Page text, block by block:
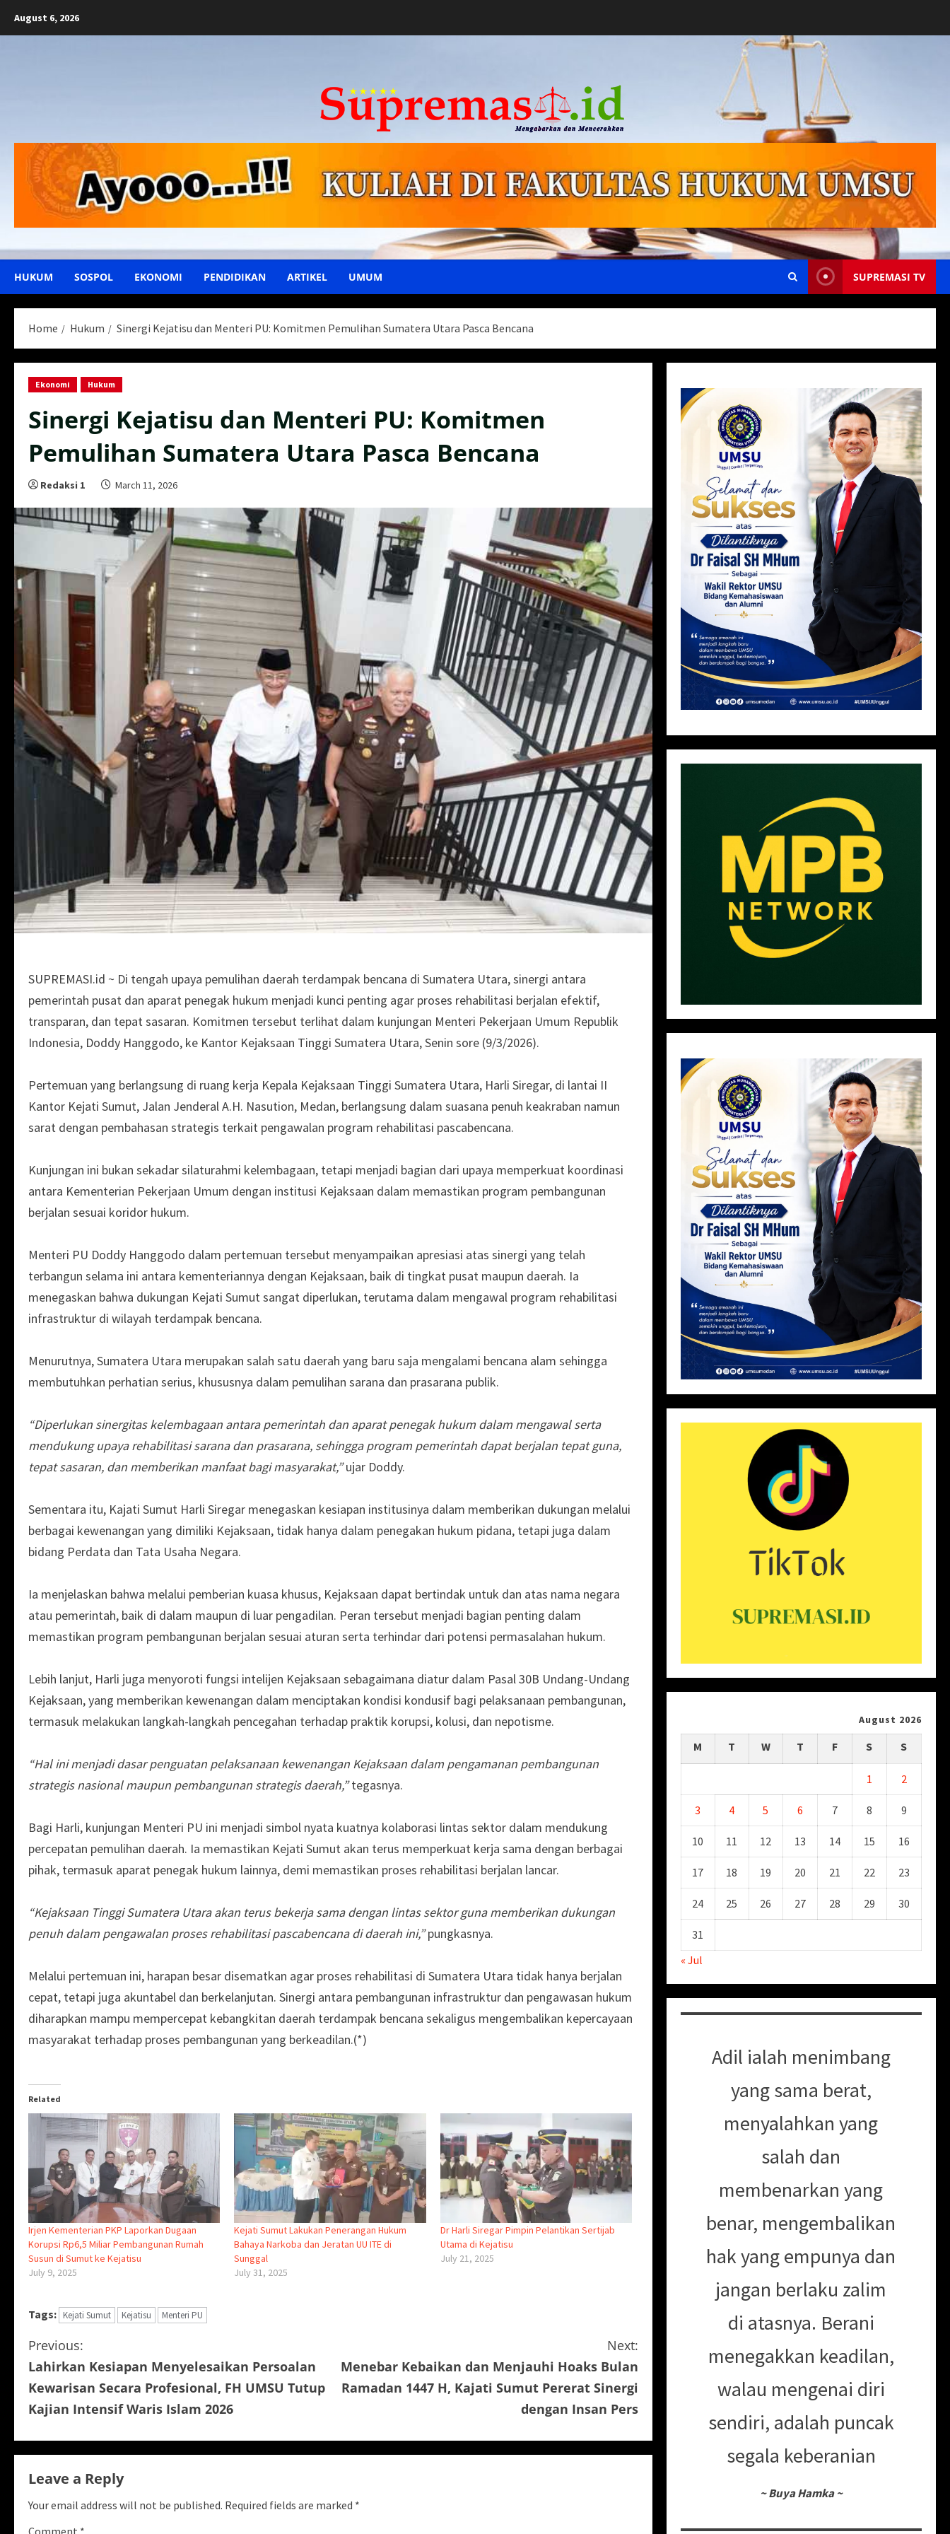
August 6, 2026
HUKUM SOSPOL EKONOMI PENDIDIKAN ARTIKEL UMUM SUPREMASI TV
Home Hukum Sinergi Kejatisu dan Menteri PU: Komitmen Pemulihan Sumatera Utara Pasca Bencana
Ekonomi Hukum
Sinergi Kejatisu dan Menteri PU: Komitmen
Pemulihan Sumatera Utara Pasca Bencana
Redaksi 1 March 11, 2026
SUPREMASI.id ~ Di tengah upaya pemulihan daerah terdampak bencana di Sumatera Utara, sinergi antara
pemerintah pusat dan aparat penegak hukum menjadi kunci penting agar proses rehabilitasi berjalan efektif,
transparan, dan tepat sasaran. Komitmen tersebut terlihat dalam kunjungan Menteri Pekerjaan Umum Republik
Indonesia, Doddy Hanggodo, ke Kantor Kejaksaan Tinggi Sumatera Utara, Senin sore (9/3/2026).
Pertemuan yang berlangsung di ruang kerja Kepala Kejaksaan Tinggi Sumatera Utara, Harli Siregar, di lantai II
Kantor Kejati Sumut, Jalan Jenderal A.H. Nasution, Medan, berlangsung dalam suasana penuh keakraban namun
sarat dengan pembahasan strategis terkait pengawalan program rehabilitasi pascabencana.
Kunjungan ini bukan sekadar silaturahmi kelembagaan, tetapi menjadi bagian dari upaya memperkuat koordinasi
antara Kementerian Pekerjaan Umum dengan institusi Kejaksaan dalam memastikan program pembangunan
berjalan sesuai koridor hukum.
Menteri PU Doddy Hanggodo dalam pertemuan tersebut menyampaikan apresiasi atas sinergi yang telah
terbangun selama ini antara kementeriannya dengan Kejaksaan, baik di tingkat pusat maupun daerah. Ia
menegaskan bahwa dukungan Kejati Sumut sangat diperlukan, terutama dalam mengawal program rehabilitasi
infrastruktur di wilayah terdampak bencana.
Menurutnya, Sumatera Utara merupakan salah satu daerah yang baru saja mengalami bencana alam sehingga
membutuhkan perhatian serius, khususnya dalam pemulihan sarana dan prasarana publik.
“Diperlukan sinergitas kelembagaan antara pemerintah dan aparat penegak hukum dalam mengawal serta
mendukung upaya rehabilitasi sarana dan prasarana, sehingga program pemerintah dapat berjalan tepat guna,
tepat sasaran, dan memberikan manfaat bagi masyarakat,”ujar Doddy.
Sementara itu, Kajati Sumut Harli Siregar menegaskan kesiapan institusinya dalam memberikan dukungan melalui
berbagai kewenangan yang dimiliki Kejaksaan, tidak hanya dalam penegakan hukum pidana, tetapi juga dalam
bidang Perdata dan Tata Usaha Negara.
Ia menjelaskan bahwa melalui pemberian kuasa khusus, Kejaksaan dapat bertindak untuk dan atas nama negara
atau pemerintah, baik di dalam maupun di luar pengadilan. Peran tersebut menjadi bagian penting dalam
memastikan program pembangunan berjalan sesuai aturan serta terhindar dari potensi permasalahan hukum.
Lebih lanjut, Harli juga menyoroti fungsi intelijen Kejaksaan sebagaimana diatur dalam Pasal 30B Undang-Undang
Kejaksaan, yang memberikan kewenangan dalam menciptakan kondisi kondusif bagi pelaksanaan pembangunan,
termasuk melakukan langkah-langkah pencegahan terhadap praktik korupsi, kolusi, dan nepotisme.
“Hal ini menjadi dasar penguatan pelaksanaan kewenangan Kejaksaan dalam pengamanan pembangunan
strategis nasional maupun pembangunan strategis daerah,”tegasnya.
Bagi Harli, kunjungan Menteri PU ini menjadi simbol nyata kuatnya kolaborasi lintas sektor dalam mendukung
percepatan pemulihan daerah. Ia memastikan Kejati Sumut akan terus memperkuat kerja sama dengan berbagai
pihak, termasuk aparat penegak hukum lainnya, demi memastikan proses rehabilitasi berjalan lancar.
“Kejaksaan Tinggi Sumatera Utara akan terus bekerja sama dengan lintas sektor guna memberikan dukungan
penuh dalam pengawalan proses rehabilitasi pascabencana di daerah ini,”pungkasnya.
Melalui pertemuan ini, harapan besar disematkan agar proses rehabilitasi di Sumatera Utara tidak hanya berjalan
cepat, tetapi juga akuntabel dan berkelanjutan. Sinergi antara pembangunan infrastruktur dan pengawasan hukum
diharapkan mampu mempercepat kebangkitan daerah terdampak bencana sekaligus mengembalikan kepercayaan
masyarakat terhadap proses pembangunan yang berkeadilan.(*)
Related
Irjen Kementerian PKP Laporkan Dugaan
Korupsi Rp6,5 Miliar Pembangunan Rumah
Susun di Sumut ke Kejatisu
July 9, 2025
Kejati Sumut Lakukan Penerangan Hukum
Bahaya Narkoba dan Jeratan UU ITE di
Sunggal
July 31, 2025
Dr Harli Siregar Pimpin Pelantikan Sertijab
Utama di Kejatisu
July 21, 2025
Tags: Kejati Sumut Kejatisu Menteri PU
C
o
n
t
i
n
u
Previous:
Lahirkan Kesiapan Menyelesaikan Persoalan
Kewarisan Secara Profesional, FH UMSU Tutup
Kajian Intensif Waris Islam 2026
Next:
Menebar Kebaikan dan Menjauhi Hoaks Bulan
Ramadan 1447 H, Kajati Sumut Pererat Sinergi
dengan Insan Pers
Leave a Reply
Your email address will not be published. Required fields are marked *
Comment *
August 2026
M T W T F S S
1 2
3 4 5 6 7 8 9
10 11 12 13 14 15 16
17 18 19 20 21 22 23
24 25 26 27 28 29 30
31
« Jul
Adil ialah menimbang
yang sama berat,
menyalahkan yang
salah dan
membenarkan yang
benar, mengembalikan
hak yang empunya dan
jangan berlaku zalim
di atasnya. Berani
menegakkan keadilan,
walau mengenai diri
sendiri, adalah puncak
segala keberanian
~Buya Hamka ~